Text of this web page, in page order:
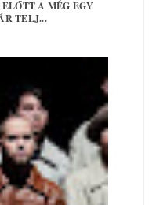
A MÉG EGY
TELJ...